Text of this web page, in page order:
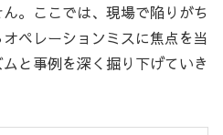
。ここでは、現場で陥りがち
ペレーションミスに焦点を当
と事例を深く掘り下げていき